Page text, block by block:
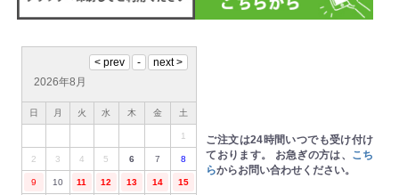
2026年8月
日 月 火 水 木 金 土
1
2 3 4 5 6 7 8
9 10 11 12 13 14 15
ご注文は24時間いつでも受け付け
ております。 お急ぎの方は、 こち
らからお問い合わせください。